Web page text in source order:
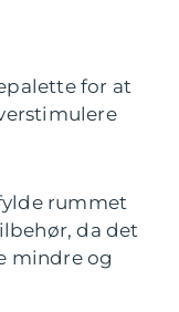
for at
rummet
da det
mindre og